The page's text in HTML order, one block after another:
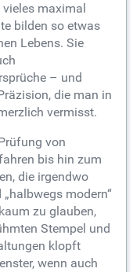
maximal
bilden so etwas
Lebens. Sie
– und
die man in
vermisst.
von
bis hin zum
die irgendwo
modern“
zu glauben,
Stempel und
klopft
wenn auch